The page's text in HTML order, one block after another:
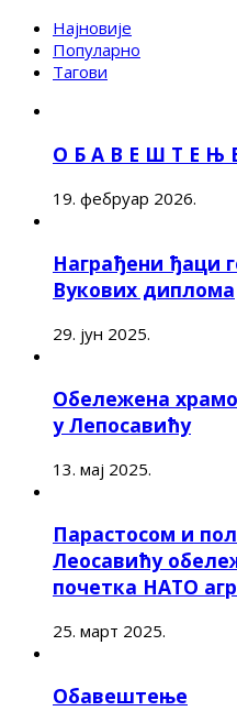
Најновије
Популарно
Тагови
О Б А В Е Ш Т Е Њ
19. фебруар 2026.
Награђени ђаци
Вукових диплома
29. јун 2025.
Обележена
у Лепосавићу
13. мај 2025.
Парастосом и
Леосавићу
почетка НАТО
25. март 2025.
Обавештење